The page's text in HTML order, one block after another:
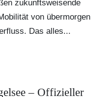
zukunftsweisende
von übermorgen
Das alles...
– Offizieller